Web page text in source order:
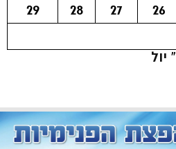
26
27
28
29
« יול